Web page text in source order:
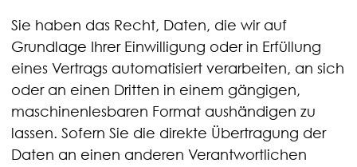
Sie haben das Recht, Daten, die wir auf
Grundlage Ihrer Einwilligung oder in Erfüllung
eines Vertrags automatisiert verarbeiten, an sich
oder an einen Dritten in einem gängigen,
maschinenlesbaren Format aushändigen zu
lassen. Sofern Sie die direkte Übertragung der
Daten an einen anderen Verantwortlichen